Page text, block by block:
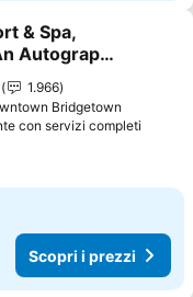
ai preferiti
& Spa,
Autograph
Inclusive
1.966
Bridgetown
con servizi completi
Scopri i prezzi